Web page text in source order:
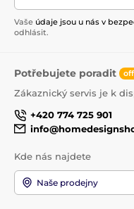
Vaše údaje jsou u nás v
odhlásit.
Potřebujete poradit
Zákaznický servis je k
+420 774 725 901
Kde nás najdete
Naše prodejny